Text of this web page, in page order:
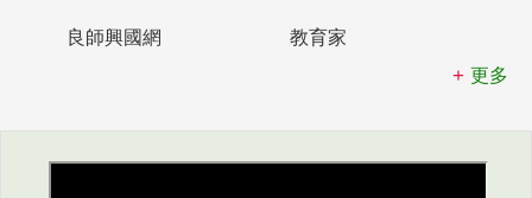
良師興國網
教育家
更多